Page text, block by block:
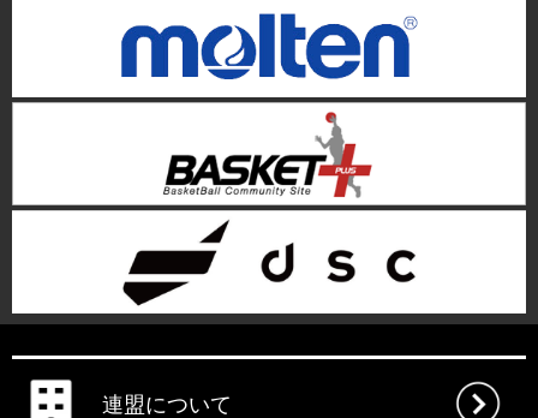
連盟について